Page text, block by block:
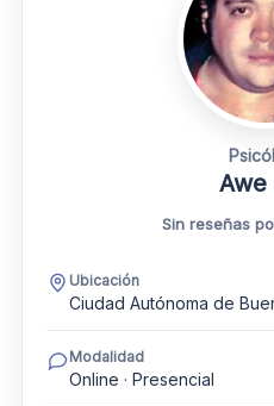
Awe
Sin reseñas
Ubicación
Ciudad Autónoma de
Modalidad
Online · Presencial